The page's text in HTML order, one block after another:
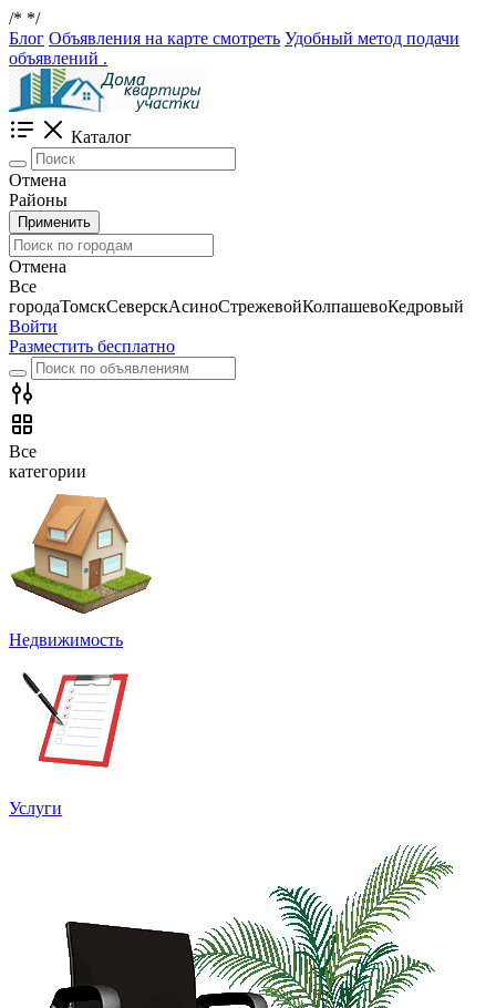
/* */
Блог Объявления на карте смотреть Удобный метод подачи
объявлений .
Каталог
Отмена
Районы
Применить
Отмена
Все
городаТомскСеверскАсиноСтрежевойКолпашевоКедровый
Войти
Разместить бесплатно
Все
категории
Недвижимость
Услуги